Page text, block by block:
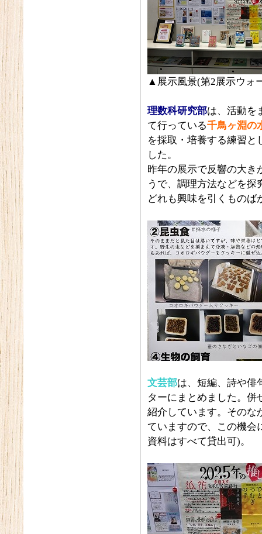
▲展示風景(第2展示ウォ
理数科研究部は、活動を
て行っている千鳥ヶ淵の
を採取・培養する練習と
した。
昨年の展示で反響の大き
うで、調理方法などを
どれも興味を引くものば
文芸部は、短編、詩や俳
ターにまとめました。併
紹介しています。そのな
ていますので、この機会
資料はすべて貸出可)。